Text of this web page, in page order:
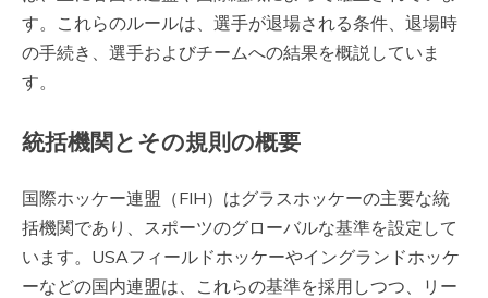
す。これらのルールは、選手が退場される条件、退場時
の手続き、選手およびチームへの結果を概説していま
す。
統括機関とその規則の概要
国際ホッケー連盟（FIH）はグラスホッケーの主要な統
括機関であり、スポーツのグローバルな基準を設定して
います。USAフィールドホッケーやイングランドホッケ
ーなどの国内連盟は、これらの基準を採用しつつ、リー